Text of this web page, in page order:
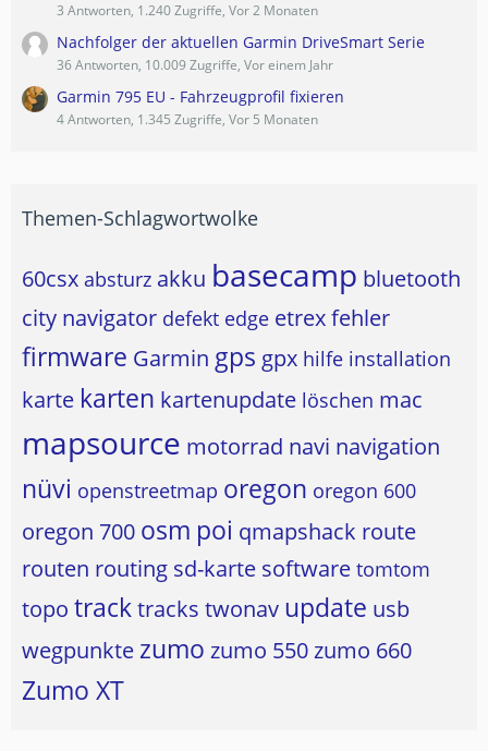
3 Antworten, 1.240 Zugriffe, Vor 2 Monaten
Nachfolger der aktuellen Garmin DriveSmart Serie
36 Antworten, 10.009 Zugriffe, Vor einem Jahr
Garmin 795 EU - Fahrzeugprofil fixieren
4 Antworten, 1.345 Zugriffe, Vor 5 Monaten
Themen-Schlagwortwolke
60csx absturz akku basecamp bluetooth
city navigator defekt edge etrexfehler
firmware Garmin gps gpx hilfe installation
karte karten kartenupdate löschen mac
mapsource motorrad navi navigation
nüvi openstreetmap oregon oregon 600
oregon 700 osm poi qmapshack route
routen routing sd-karte software tomtom
topo tracktracks twonav update usb
wegpunkte zumo zumo 550zumo 660
Zumo XT